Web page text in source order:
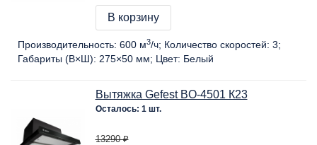
В корзину
Производительность: 600 м3/ч Количество скоростей: 3
Габариты (В×Ш): 275×50 мм Цвет: Белый
Вытяжка Gefest BO-4501 К23
Осталось: 1 шт.
13290 ₽